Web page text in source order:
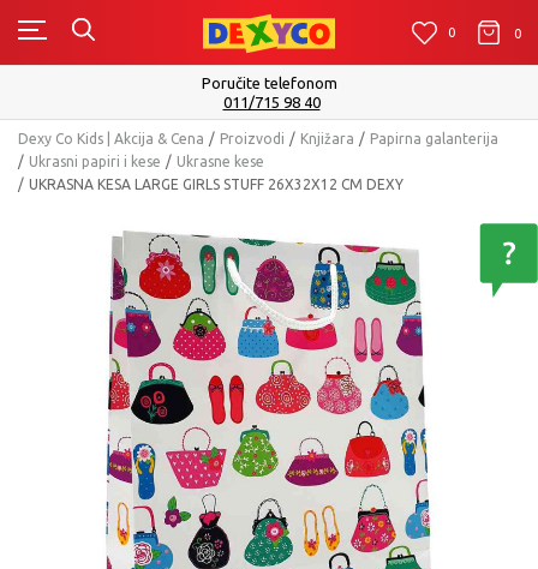
0 0 0
Poručite telefonom
011/715 98 40
Dexy Co Kids | Akcija & Cena Proizvodi Knjižara
Papirna galanterija
Ukrasni papiri i kese
Ukrasne kese
UKRASNA KESA LARGE GIRLS STUFF 26X32X12 CM DEXY